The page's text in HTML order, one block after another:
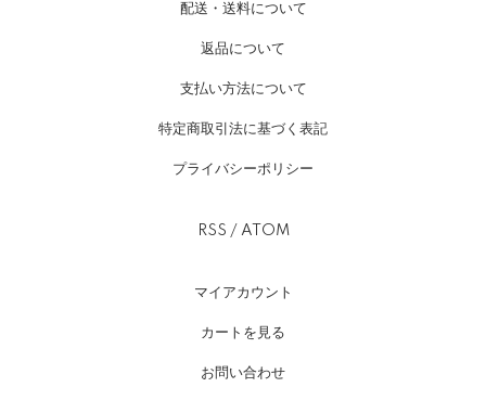
配送・送料について
返品について
支払い方法について
特定商取引法に基づく表記
プライバシーポリシー
RSS / ATOM
マイアカウント
カートを見る
お問い合わせ